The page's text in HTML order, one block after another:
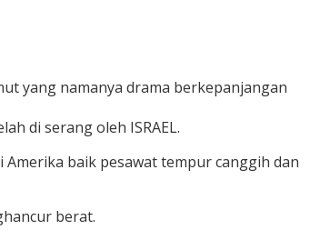
yang namanya drama berkepanjangan
di serang oleh ISRAEL.
baik pesawat tempur canggih dan
berat.